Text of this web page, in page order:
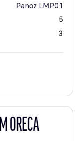
Panoz LMP01
5
3
ORECA